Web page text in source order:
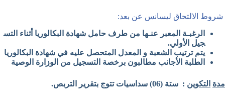
شروط الالتحاق ليسانس عن بعد:
الرغبـة المعبر عنـها من طرف حامل شهادة البكالوريا أثناء التس
جيل الأولي.
يتم ترتيب الشعبة و المعدل المتحصل عليه في شهادة البكالوريا
الطلبة الأجانب مطالبون برخصة التسجيل من الوزارة الوصية
مدة التكوين : ستة (06) سداسيات تتوج بتقرير التربص.